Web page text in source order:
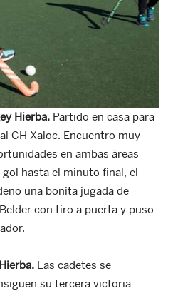
Hierba. Partido en casa para
CH Xaloc. Encuentro muy
en ambas áreas
hasta el minuto final, el
una bonita jugada de
con tiro a puerta y puso
Las cadetes se
su tercera victoria